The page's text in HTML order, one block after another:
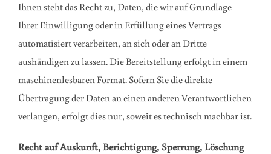
Ihnen steht das Recht zu, Daten, die wir auf Grundlage
Ihrer Einwilligung oder in Erfüllung eines Vertrags
automatisiert verarbeiten, an sich oder an Dritte
aushändigen zu lassen. Die Bereitstellung erfolgt in einem
maschinenlesbaren Format. Sofern Sie die direkte
Übertragung der Daten an einen anderen Verantwortlichen
verlangen, erfolgt dies nur, soweit es technisch machbar ist.
Recht auf Auskunft, Berichtigung, Sperrung, Löschung